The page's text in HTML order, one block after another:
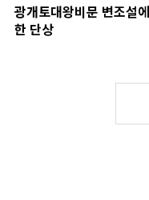
광개토대왕비문 변조설
한 단상